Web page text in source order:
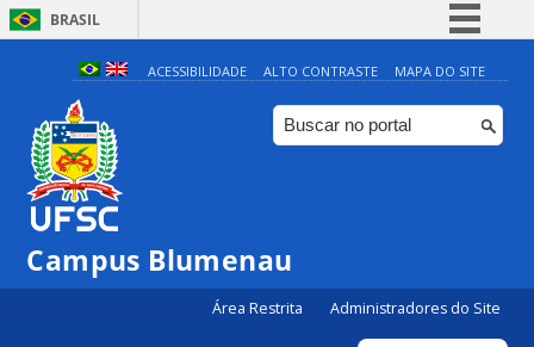
BRASIL
Simplifique!
Comunica BR
Participe
ACESSIBILIDADE ALTO CONTRASTE MAPA DO SITE
Campus Blumenau
Área Restrita Administradores do Site